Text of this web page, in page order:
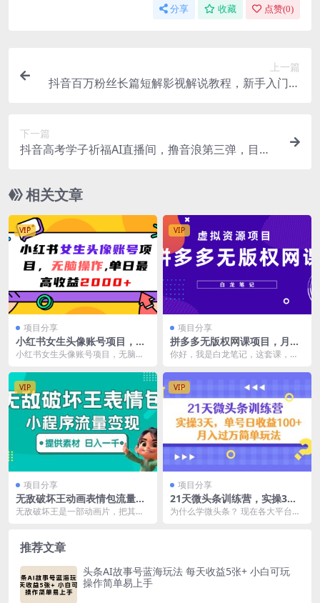
分享 收藏 点赞(0)
上一篇
抖音百万粉丝长篇短解影视解说教程，新手入门做
下一篇
抖音高考学子祈福AI直播间，撸音浪第三弹，目前
相关文章
VIP
项目分享
小红书女生头像账号项目，无
脑操作，单日最高收益2000+
小红书女生头像账号项目，无脑操
的变现逻辑就是...
VIP
项目分享
拼多多无版权网课项目，月入
5000的长期项目，玩法详细拆
你好，我是白龙笔记，这套课，来
权网课项目。它是一个...
VIP
项目分享
无敌破坏王动画表情包流量变
现：一条视频赚几千几万（教
无敌破坏王是一部动画片，把其中
VIP
项目分享
21天微头条训练营，实操3天
简单玩法
为什么学微头条？ 现在各大平台没
推荐文章
头条AI故事号蓝海玩法 每天收益5张+ 小白可玩
操作简单易上手